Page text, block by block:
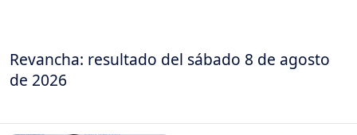
Revancha: resultado del sábado 8 de agosto
de 2026